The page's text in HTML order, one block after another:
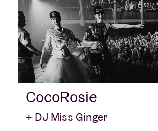
CocoRosie
+ DJ Miss Ginger